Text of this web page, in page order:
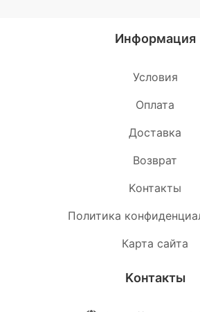
Информация
Условия
Oплата
Доставка
Возврат
Kонтакты
Политика
Карта сайта
Kонтакты